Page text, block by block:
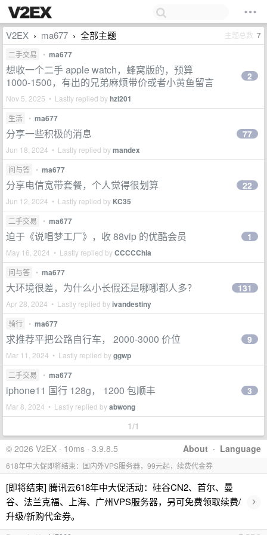
V2EX › ma677 › 全部主题 主题总数 7
二手交易 • ma677
想收一个二手 apple watch，蜂窝版的，预算
1000-1500，有出的兄弟麻烦带价或者小黄鱼留言
Nov 5, 2025 • Lastly replied byhzl201
2
生活 • ma677
分享一些积极的消息
Jun 18, 2024 • Lastly replied bymandex
77
问与答 • ma677
分享电信宽带套餐，个人觉得很划算
Jun 12, 2024 • Lastly replied by KC35
22
二手交易 • ma677
迫于《说唱梦工厂》，收 88vip 的优酷会员
May 16, 2024 • Lastly replied byCCCCChia
1
问与答 • ma677
大环境很差，为什么小长假还是哪哪都人多？
Apr 28, 2024 • Lastly replied byivandestiny
131
骑行 • ma677
求推荐平把公路自行车， 2000-3000 价位
Mar 11, 2024 • Lastly replied byggwp
9
二手交易 • ma677
iphone11 国行 128g， 1200 包顺丰
Mar 8, 2024 • Lastly replied byabwong
3
1/1
About · Language
© 2026 V2EX · 10ms · 3.9.8.5
618年中大促即将结束：国内外VPS服务器，99元起，续费代金券
[即将结束] 腾讯云618年中大促活动：硅谷CN2、首尔、曼
谷、法兰克福、上海、广州VPS服务器，另可免费领取续费/
升级/新购代金券。
›